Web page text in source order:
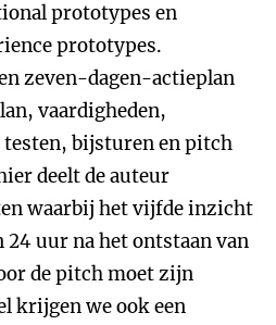
prototypes en
prototypes.
zeven-dagen-actieplan
vaardigheden,
bijsturen en pitch
deelt de auteur
waarbij het vijfde inzicht
uur na het ontstaan van
de pitch moet zijn
krijgen we ook een